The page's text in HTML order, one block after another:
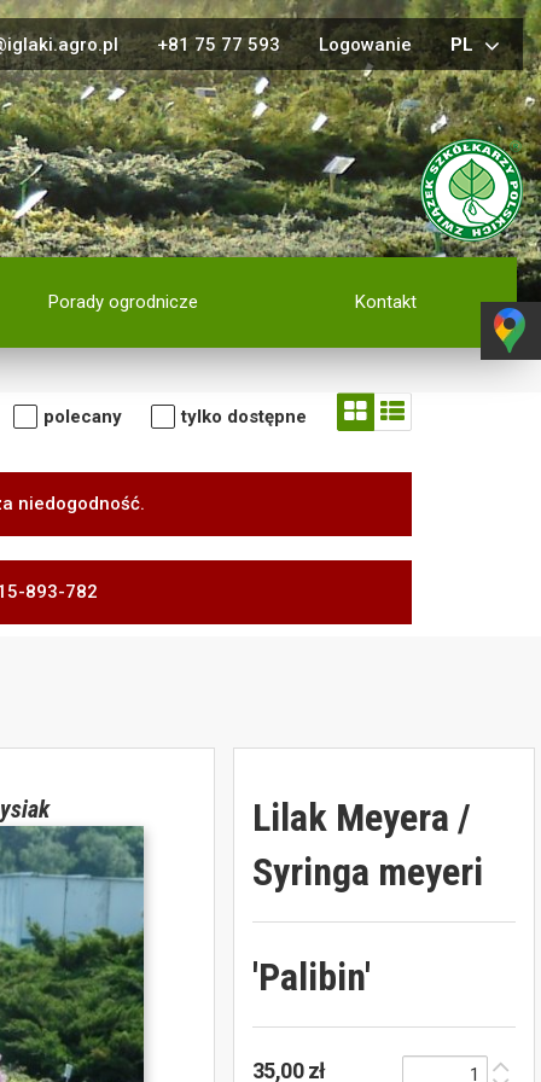
+81 75 77 593 Logowanie PL
Porady ogrodnicze Kontakt
polecany tylko dostępne
niedogodność.
893-782
Lilak Meyera /
Syringa meyeri
'Palibin'
35,00 zł